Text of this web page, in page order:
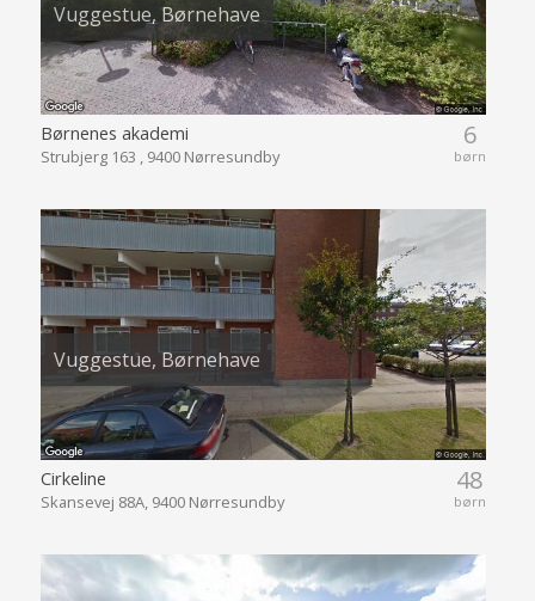
Vuggestue, Børnehave
6
børn
Børnenes akademi
Strubjerg 163 , 9400 Nørresundby
Vuggestue, Børnehave
48
børn
Cirkeline
Skansevej 88A, 9400 Nørresundby